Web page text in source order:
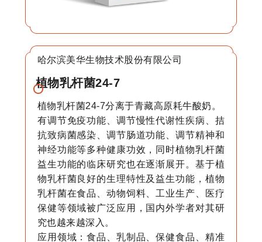
哈尔滨美华生物技术股份有限公司
植物乳杆菌24-7
植物乳杆菌24-7分离于青藏高原耗牛酸奶。
有调节免疫功能、调节慢性代谢性疾病、拮
抗致病菌感染、调节肠道功能、调节精神和
神经功能等多种健康功效，同时植物乳杆菌
益生功能的临床研究也在逐渐展开。基于植
物乳杆菌良好的生理特性及益生功能，植物
乳杆菌在食品、动物饲料、工业生产、医疗
保健等领域被广泛应用，国内外学者对其研
究也越来越深入。
应用领域：食品、乳制品、保健食品、精准